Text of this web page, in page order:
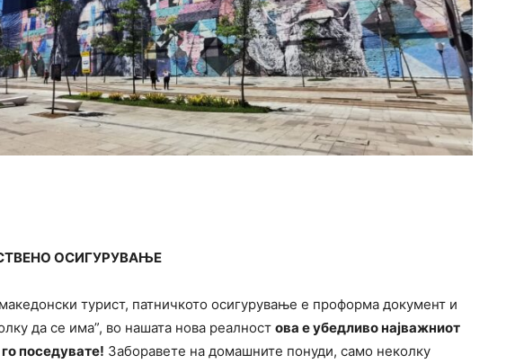
ОСИГУРУВАЊЕ
турист, патничкото осигурување е проформа документ и
да се има”, во нашата нова реалност ова е убедливо најважниот
поседувате! Заборавете на домашните понуди, само неколку